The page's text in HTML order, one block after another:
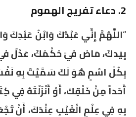
2. دعاء تفريج الهموم
“اللَّهُمَّ إِنِّي عَبْدُكَ وَابْنُ عَبْدِكَ
بِيَدِكَ، مَاضٍ فِيَّ حُكْمُكَ، عَدْلٌ
بِكُلِّ اسْمٍ هُوَ لَكَ سَمَّيْتَ بِهِ
أَحَداً مِنْ خَلْقِكَ، أَوْ أَنْزَلْتَهُ فِي
بِهِ فِي عِلْمِ الْغَيْبِ عِنْدَكَ، أَنْ